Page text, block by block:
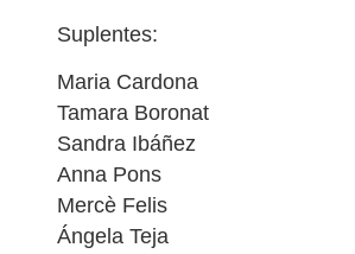
Suplentes:
Maria Cardona
Tamara Boronat
Sandra Ibáñez
Anna Pons
Mercè Felis
Ángela Teja